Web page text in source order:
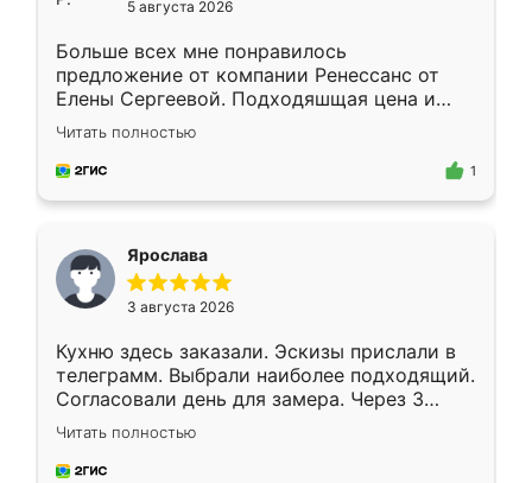
5 августа 2026
Больше всех мне понравилось
предложение от компании Ренессанс от
Елены Сергеевой. Подходяшщая цена и
короткие сроки изготовления. Приехавший
для замера сотрудник Владислав
предложил по моему эскизу самый
Читать полностью
1
Ярослава
3 августа 2026
Кухню здесь заказали. Эскизы прислали в
телеграмм. Выбрали наиболее подходящий.
Согласовали день для замера. Через 3
недели кухня была уже готова. Остались
довольны работой. Спасибо Ренессанс
мебель за качественную работу!
Читать полностью